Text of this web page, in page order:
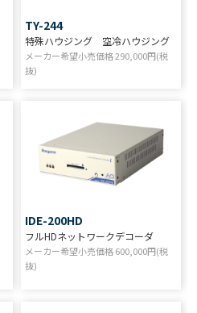
TY-244
特殊ハウジング 空冷ハウジング
メーカー希望小売価格290,000円(税
抜)
IDE-200HD
フルHDネットワークデコーダ
メーカー希望小売価格600,000円(税
抜)